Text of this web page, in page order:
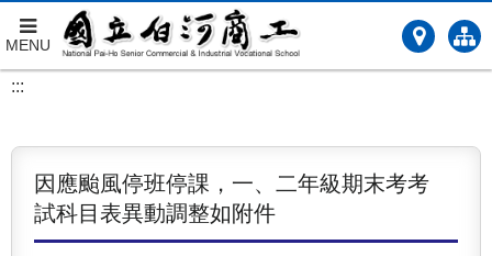
跳
到
要
MENU
:::
因應颱風停班停課，一、二年級期末考考
試科目表異動調整如附件